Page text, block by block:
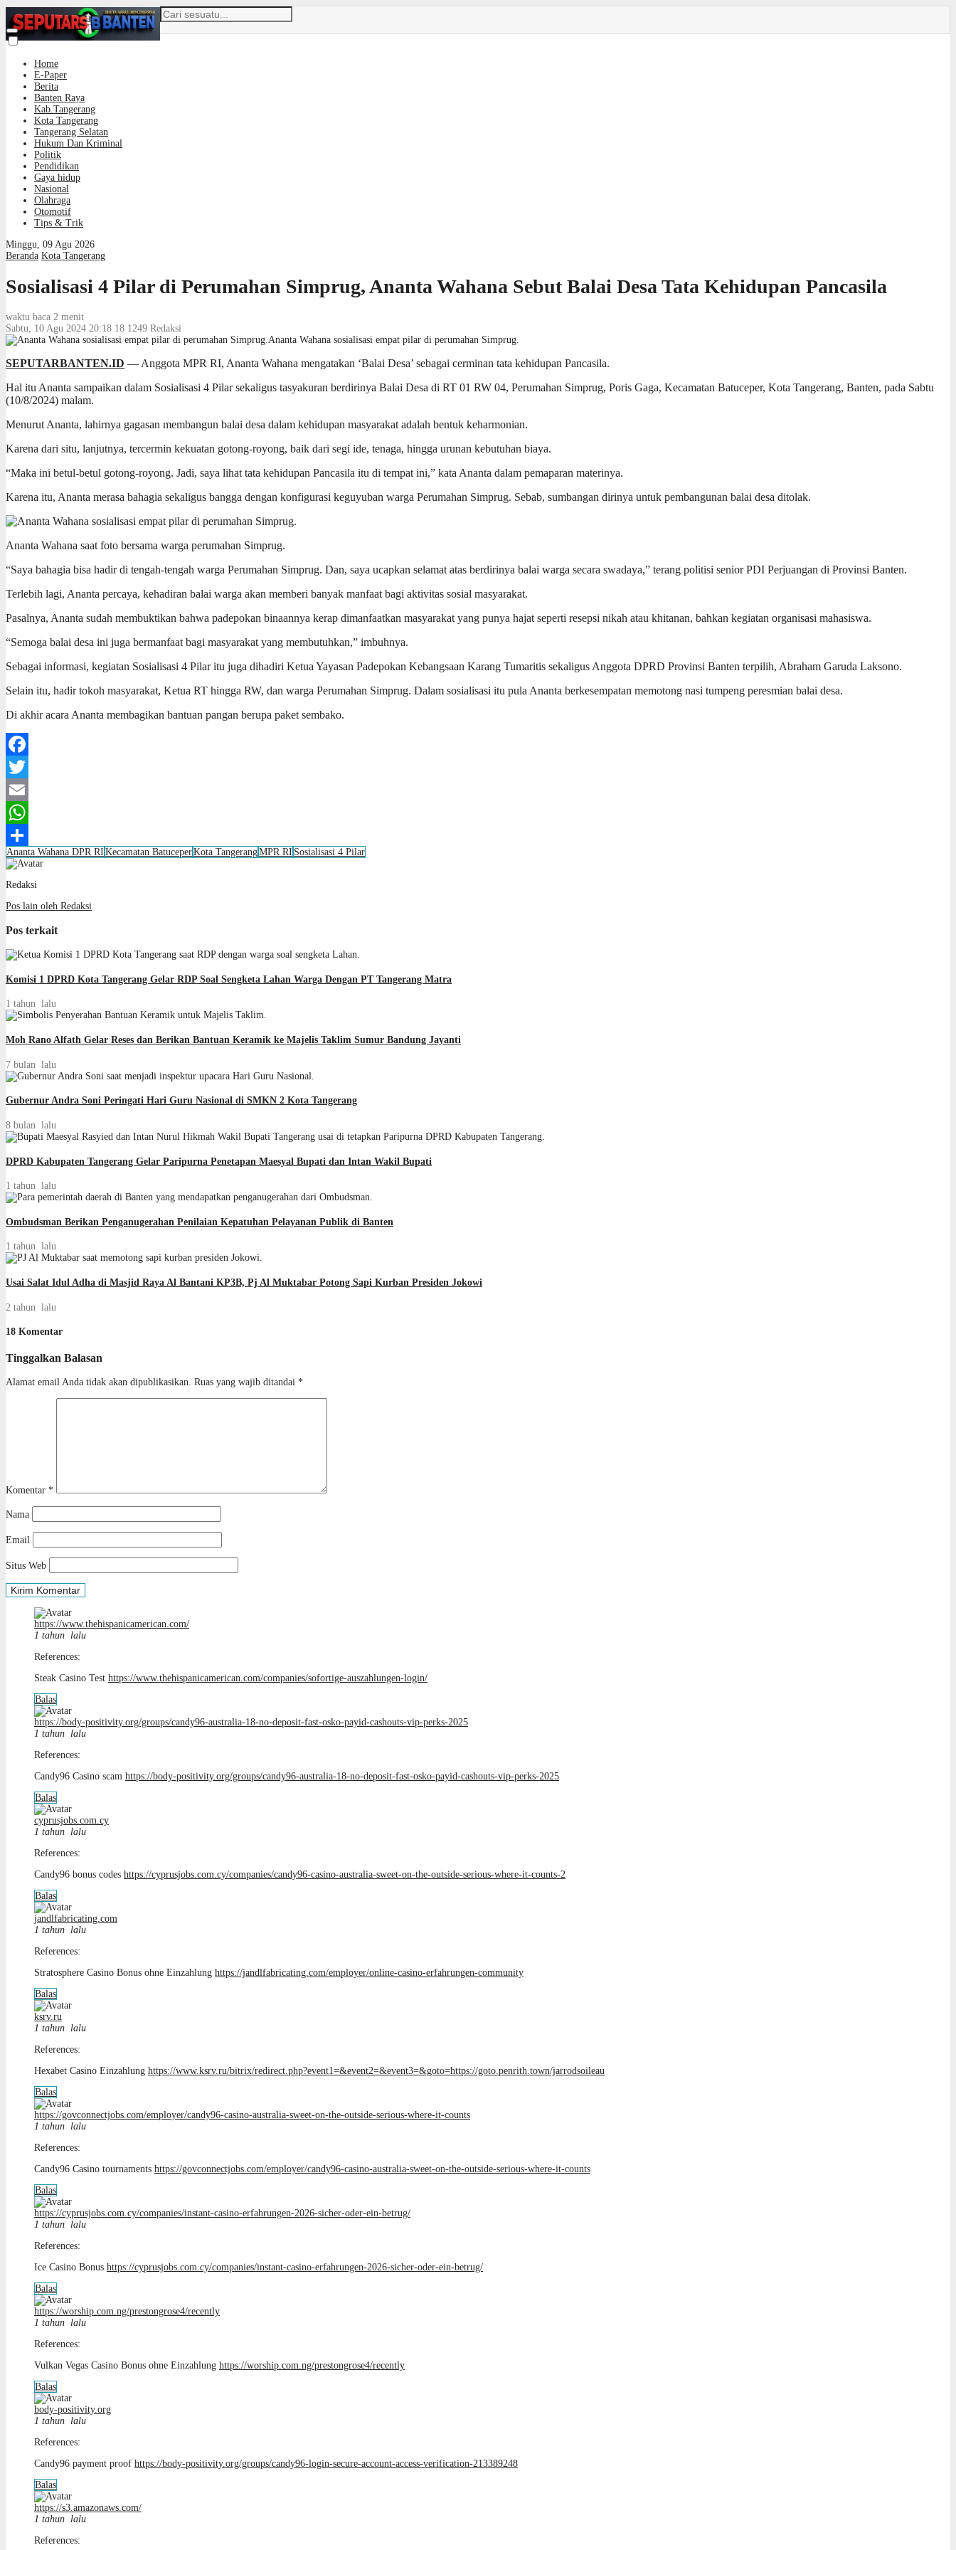
Home
E-Paper
Berita
Banten Raya
Kab.Tangerang
Kota Tangerang
Tangerang Selatan
Hukum Dan Kriminal
Politik
Pendidikan
Gaya hidup
Nasional
Olahraga
Otomotif
Tips & Trik
Minggu, 09 Agu 2026
Beranda Kota Tangerang
Sosialisasi 4 Pilar di Perumahan Simprug, Ananta Wahana Sebut Balai Desa Tata Kehidupan Pancasila
waktu baca 2 menit
Sabtu, 10 Agu 2024 20:18 18 1249 Redaksi
Ananta Wahana sosialisasi empat pilar di perumahan Simprug.
SEPUTARBANTEN.ID — Anggota MPR RI, Ananta Wahana mengatakan ‘Balai Desa’ sebagai cerminan tata kehidupan Pancasila.
Hal itu Ananta sampaikan dalam Sosialisasi 4 Pilar sekaligus tasyakuran berdirinya Balai Desa di RT 01 RW 04, Perumahan Simprug, Poris Gaga, Kecamatan Batuceper, Kota Tangerang, Banten, pada Sabtu
(10/8/2024) malam.
Menurut Ananta, lahirnya gagasan membangun balai desa dalam kehidupan masyarakat adalah bentuk keharmonian.
Karena dari situ, lanjutnya, tercermin kekuatan gotong-royong, baik dari segi ide, tenaga, hingga urunan kebutuhan biaya.
“Maka ini betul-betul gotong-royong. Jadi, saya lihat tata kehidupan Pancasila itu di tempat ini,” kata Ananta dalam pemaparan materinya.
Karena itu, Ananta merasa bahagia sekaligus bangga dengan konfigurasi keguyuban warga Perumahan Simprug. Sebab, sumbangan dirinya untuk pembangunan balai desa ditolak.
Ananta Wahana saat foto bersama warga perumahan Simprug.
“Saya bahagia bisa hadir di tengah-tengah warga Perumahan Simprug. Dan, saya ucapkan selamat atas berdirinya balai warga secara swadaya,” terang politisi senior PDI Perjuangan di Provinsi Banten.
Terlebih lagi, Ananta percaya, kehadiran balai warga akan memberi banyak manfaat bagi aktivitas sosial masyarakat.
Pasalnya, Ananta sudah membuktikan bahwa padepokan binaannya kerap dimanfaatkan masyarakat yang punya hajat seperti resepsi nikah atau khitanan, bahkan kegiatan organisasi mahasiswa.
“Semoga balai desa ini juga bermanfaat bagi masyarakat yang membutuhkan,” imbuhnya.
Sebagai informasi, kegiatan Sosialisasi 4 Pilar itu juga dihadiri Ketua Yayasan Padepokan Kebangsaan Karang Tumaritis sekaligus Anggota DPRD Provinsi Banten terpilih, Abraham Garuda Laksono.
Selain itu, hadir tokoh masyarakat, Ketua RT hingga RW, dan warga Perumahan Simprug. Dalam sosialisasi itu pula Ananta berkesempatan memotong nasi tumpeng peresmian balai desa.
Di akhir acara Ananta membagikan bantuan pangan berupa paket sembako.
Facebook
Twitter
Email
WhatsApp
Share
Ananta Wahana DPR RI Kecamatan BatuceperKota TangerangMPR RI Sosialisasi 4 Pilar
Redaksi
Pos lain oleh Redaksi
Pos terkait
Komisi 1 DPRD Kota Tangerang Gelar RDP Soal Sengketa Lahan Warga Dengan PT Tangerang Matra
1 tahun lalu
Moh Rano Alfath Gelar Reses dan Berikan Bantuan Keramik ke Majelis Taklim Sumur Bandung Jayanti
7 bulan lalu
Gubernur Andra Soni Peringati Hari Guru Nasional di SMKN 2 Kota Tangerang
8 bulan lalu
DPRD Kabupaten Tangerang Gelar Paripurna Penetapan Maesyal Bupati dan Intan Wakil Bupati
1 tahun lalu
Ombudsman Berikan Penganugerahan Penilaian Kepatuhan Pelayanan Publik di Banten
1 tahun lalu
Usai Salat Idul Adha di Masjid Raya Al Bantani KP3B, Pj Al Muktabar Potong Sapi Kurban Presiden Jokowi
2 tahun lalu
18 Komentar
Tinggalkan Balasan
Alamat email Anda tidak akan dipublikasikan. Ruas yang wajib ditandai *
Komentar *
Nama
Email
Situs Web
https://www.thehispanicamerican.com/
1 tahun lalu
References:
Steak Casino Test https://www.thehispanicamerican.com/companies/sofortige-auszahlungen-login/
Balas
https://body-positivity.org/groups/candy96-australia-18-no-deposit-fast-osko-payid-cashouts-vip-perks-2025
1 tahun lalu
References:
Candy96 Casino scam https://body-positivity.org/groups/candy96-australia-18-no-deposit-fast-osko-payid-cashouts-vip-perks-2025
Balas
cyprusjobs.com.cy
1 tahun lalu
References:
Candy96 bonus codes https://cyprusjobs.com.cy/companies/candy96-casino-australia-sweet-on-the-outside-serious-where-it-counts-2
Balas
jandlfabricating.com
1 tahun lalu
References:
Stratosphere Casino Bonus ohne Einzahlung https://jandlfabricating.com/employer/online-casino-erfahrungen-community
Balas
ksrv.ru
1 tahun lalu
References:
Hexabet Casino Einzahlung https://www.ksrv.ru/bitrix/redirect.php?event1=&event2=&event3=&goto=https://goto.penrith.town/jarrodsoileau
Balas
https://govconnectjobs.com/employer/candy96-casino-australia-sweet-on-the-outside-serious-where-it-counts
1 tahun lalu
References:
Candy96 Casino tournaments https://govconnectjobs.com/employer/candy96-casino-australia-sweet-on-the-outside-serious-where-it-counts
Balas
https://cyprusjobs.com.cy/companies/instant-casino-erfahrungen-2026-sicher-oder-ein-betrug/
1 tahun lalu
References:
Ice Casino Bonus https://cyprusjobs.com.cy/companies/instant-casino-erfahrungen-2026-sicher-oder-ein-betrug/
Balas
https://worship.com.ng/prestongrose4/recently
1 tahun lalu
References:
Vulkan Vegas Casino Bonus ohne Einzahlung https://worship.com.ng/prestongrose4/recently
Balas
body-positivity.org
1 tahun lalu
References:
Candy96 payment proof https://body-positivity.org/groups/candy96-login-secure-account-access-verification-213389248
Balas
https://s3.amazonaws.com/
1 tahun lalu
References: